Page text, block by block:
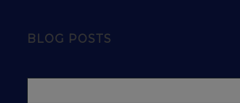
BLOG POSTS